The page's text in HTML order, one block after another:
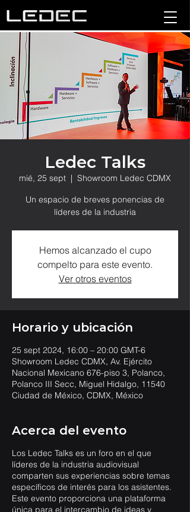
Ledec Talks
mié, 25 sept
  |
Showroom Ledec CDMX
Un espacio de breves ponencias de
líderes de la industria
Hemos alcanzado el cupo
compelto para este evento.
Ver otros eventos
Horario y ubicación
25 sept 2024, 16:00 – 20:00 GMT-6
Showroom Ledec CDMX, Av. Ejército
Nacional Mexicano 676-piso 3, Polanco,
Polanco III Secc, Miguel Hidalgo, 11540
Ciudad de México, CDMX, México
Acerca del evento
Los Ledec Talks es un foro en el que
líderes de la industria audiovisual
comparten sus experiencias sobre temas
específicos de interés para los asistentes.
Este evento proporciona una plataforma
única para el intercambio de ideas y